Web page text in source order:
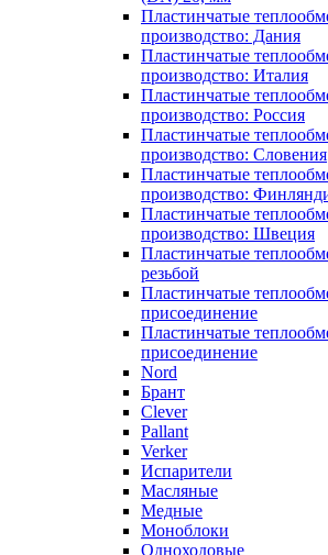
Пластинчатые
производство: Дания
Пластинчатые
производство: Италия
Пластинчатые
производство: Россия
Пластинчатые
производство: Словения
Пластинчатые
производство:
Пластинчатые
производство: Швеция
Пластинчатые
резьбой
Пластинчатые
присоединение
Пластинчатые
присоединение
Nord
Брант
Clever
Pallant
Verker
Испарители
Масляные
Медные
Моноблоки
Одноходовые